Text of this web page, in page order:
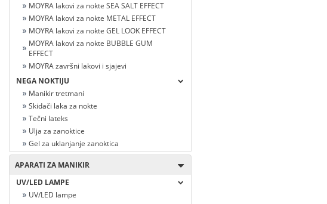
MOYRA lakovi za nokte SEA SALT EFFECT
MOYRA lakovi za nokte METAL EFFECT
MOYRA lakovi za nokte GEL LOOK EFFECT
MOYRA lakovi za nokte BUBBLE GUM
EFFECT
MOYRA završni lakovi i sjajevi
NEGA NOKTIJU
Manikir tretmani
Skidači laka za nokte
Tečni lateks
Ulja za zanoktice
Gel za uklanjanje zanoktica
APARATI ZA MANIKIR
UV/LED LAMPE
UV/LED lampe